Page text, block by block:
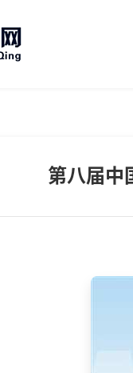
第八届中